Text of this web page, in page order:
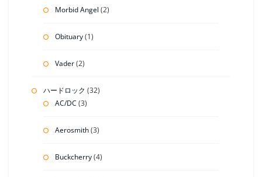
Morbid Angel (2)
Obituary(1)
Vader(2)
ハードロック (32)
AC/DC (3)
Aerosmith(3)
Buckcherry(4)